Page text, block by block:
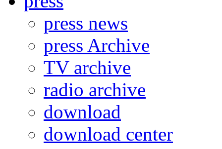
press news
press Archive
TV archive
radio archive
download
download center